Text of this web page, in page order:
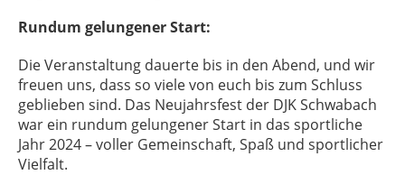
Rundum gelungener Start:
Die Veranstaltung dauerte bis in den Abend, und wir
freuen uns, dass so viele von euch bis zum Schluss
geblieben sind. Das Neujahrsfest der DJK Schwabach
war ein rundum gelungener Start in das sportliche
Jahr 2024 – voller Gemeinschaft, Spaß und sportlicher
Vielfalt.